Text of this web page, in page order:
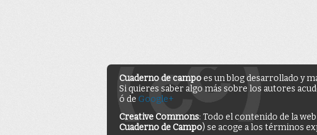
Cuaderno de campoes un blog desarrollado y
Si quieres saber algo más sobre los autores
ó de Google+
Creative Commons: Todo el contenido de la
Cuaderno de Campo) se acoge a los términos